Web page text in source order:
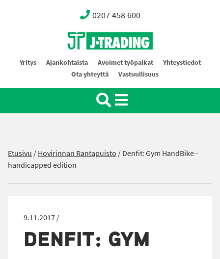
0207 458 600
Oy J-Trading Ab
Yritys Ajankohtaista Avoimet työpaikat
Yhteystiedot
Ota yhteyttä
Vastuullisuus
Etusivu /Hovirinnan Rantapuisto /Denfit: Gym HandBike -
handicapped edition
9.11.2017 /
DENFIT: GYM